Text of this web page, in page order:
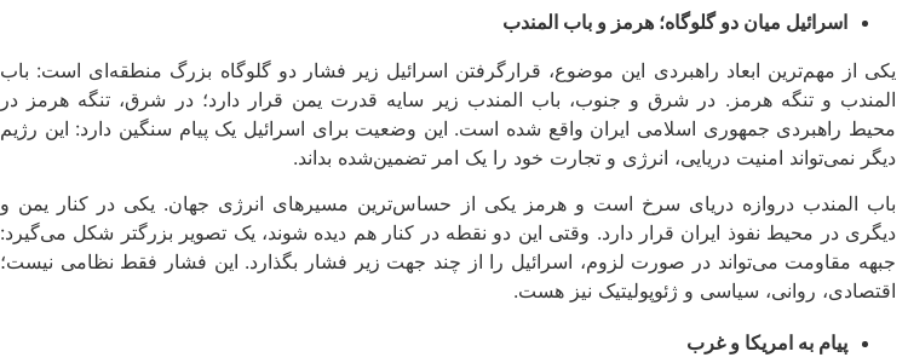
اسرائیل میان دو گلوگاه؛ هرمز و باب‌ المندب
یکی از مهم‌ترین ابعاد راهبردی این موضوع، قرارگرفتن اسرائیل زیر فشار دو گلوگاه بزرگ منطقه‌ای است: باب‌
المندب و تنگه هرمز. در شرق و جنوب، باب‌ المندب زیر سایه قدرت یمن قرار دارد؛ در شرق، تنگه هرمز در
محیط راهبردی جمهوری اسلامی ایران واقع شده است. این وضعیت برای اسرائیل یک پیام سنگین دارد: این رژیم
دیگر نمی‌تواند امنیت دریایی، انرژی و تجارت خود را یک امر تضمین‌شده بداند.
باب‌ المندب دروازه دریای سرخ است و هرمز یکی از حساس‌ترین مسیرهای انرژی جهان. یکی در کنار یمن و
دیگری در محیط نفوذ ایران قرار دارد. وقتی این دو نقطه در کنار هم دیده شوند، یک تصویر بزرگتر شکل می‌گیرد:
جبهه مقاومت می‌تواند در صورت لزوم، اسرائیل را از چند جهت زیر فشار بگذارد. این فشار فقط نظامی نیست؛
اقتصادی، روانی، سیاسی و ژئوپولیتیک نیز هست.
پیام به امریکا و غرب